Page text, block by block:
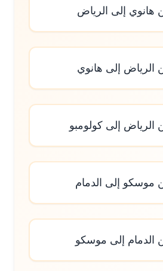
إلى الرياض
إلى هانوي
إلى كولومبو
إلى الدمام
إلى موسكو